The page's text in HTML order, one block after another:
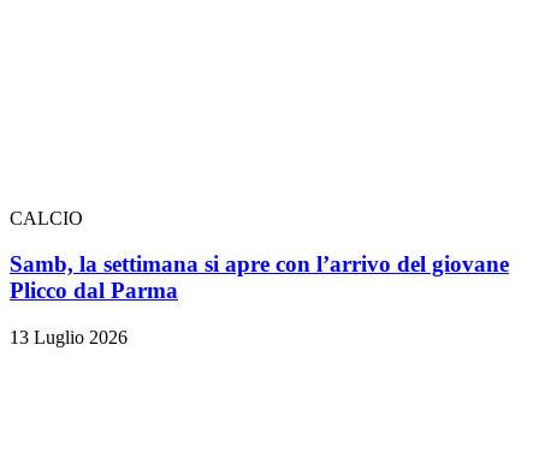
CALCIO
Samb, la settimana si apre con l’arrivo del giovane
Plicco dal Parma
13 Luglio 2026